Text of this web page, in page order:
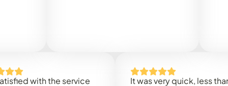
with the service
It was very quick, less than